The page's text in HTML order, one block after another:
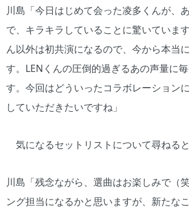
川島「今日はじめて会った凌多くんが、
で、キラキラしていることに驚いていま
ん以外は初共演になるので、今から本当
す。LENくんの圧倒的過ぎるあの声量に
す。今回はどういったコラボレーション
していただきたいですね」
気になるセットリストについて尋ねると
川島「残念ながら、選曲はお楽しみで（
ング担当になるかと思いますが、新たな